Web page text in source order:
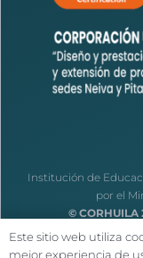
Institución de
por el
© CORHUILA
Este sitio web utiliza
mejor experiencia de